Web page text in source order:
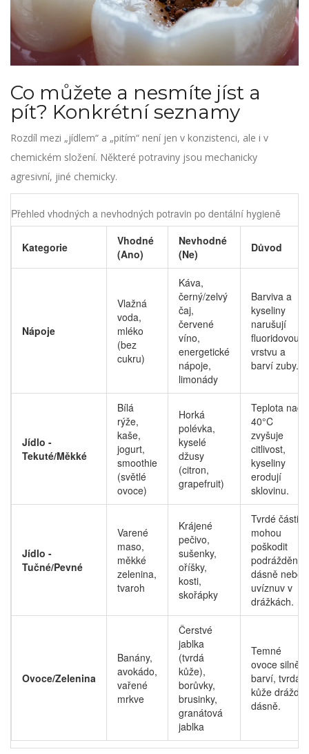
Co můžete a nesmíte jíst a
pít? Konkrétní seznamy
Rozdíl mezi „jídlem“ a „pitím“ není jen v konzistenci, ale i v
chemickém složení. Některé potraviny jsou mechanicky
agresivní, jiné chemicky.
Přehled vhodných a nevhodných potravin po dentální hygieně
Kategorie
Vhodné
(Ano)
Nevhodné
(Ne)
Důvod
Nápoje
Vlažná
voda,
mléko
(bez
cukru)
Káva,
černý/zelvý
čaj,
červené
víno,
energetické
nápoje,
limonády
Barviva a
kyseliny
narušují
fluoridovou
vrstvu a
barví zuby.
Jídlo -
Tekuté/Měkké
Bílá
rýže,
kaše,
jogurt,
smoothie
(světlé
ovoce)
Horká
polévka,
kyselé
džusy
(citron,
grapefruit)
Teplota nad
40°C
zvyšuje
citlivost,
kyseliny
erodují
sklovinu.
Jídlo -
Tučné/Pevné
Varené
maso,
měkké
zelenina,
tvaroh
Krájené
pečivo,
sušenky,
oříšky,
kosti,
skořápky
Tvrdé části
mohou
poškodit
podrážděné
dásně nebo
uvíznuv v
drážkách.
Ovoce/Zelenina
Banány,
avokádo,
vařené
mrkve
Čerstvé
jablka
(tvrdá
kůže),
borůvky,
brusinky,
granátová
jablka
Temné
ovoce silně
barví, tvrdá
kůže dráždí
dásně.